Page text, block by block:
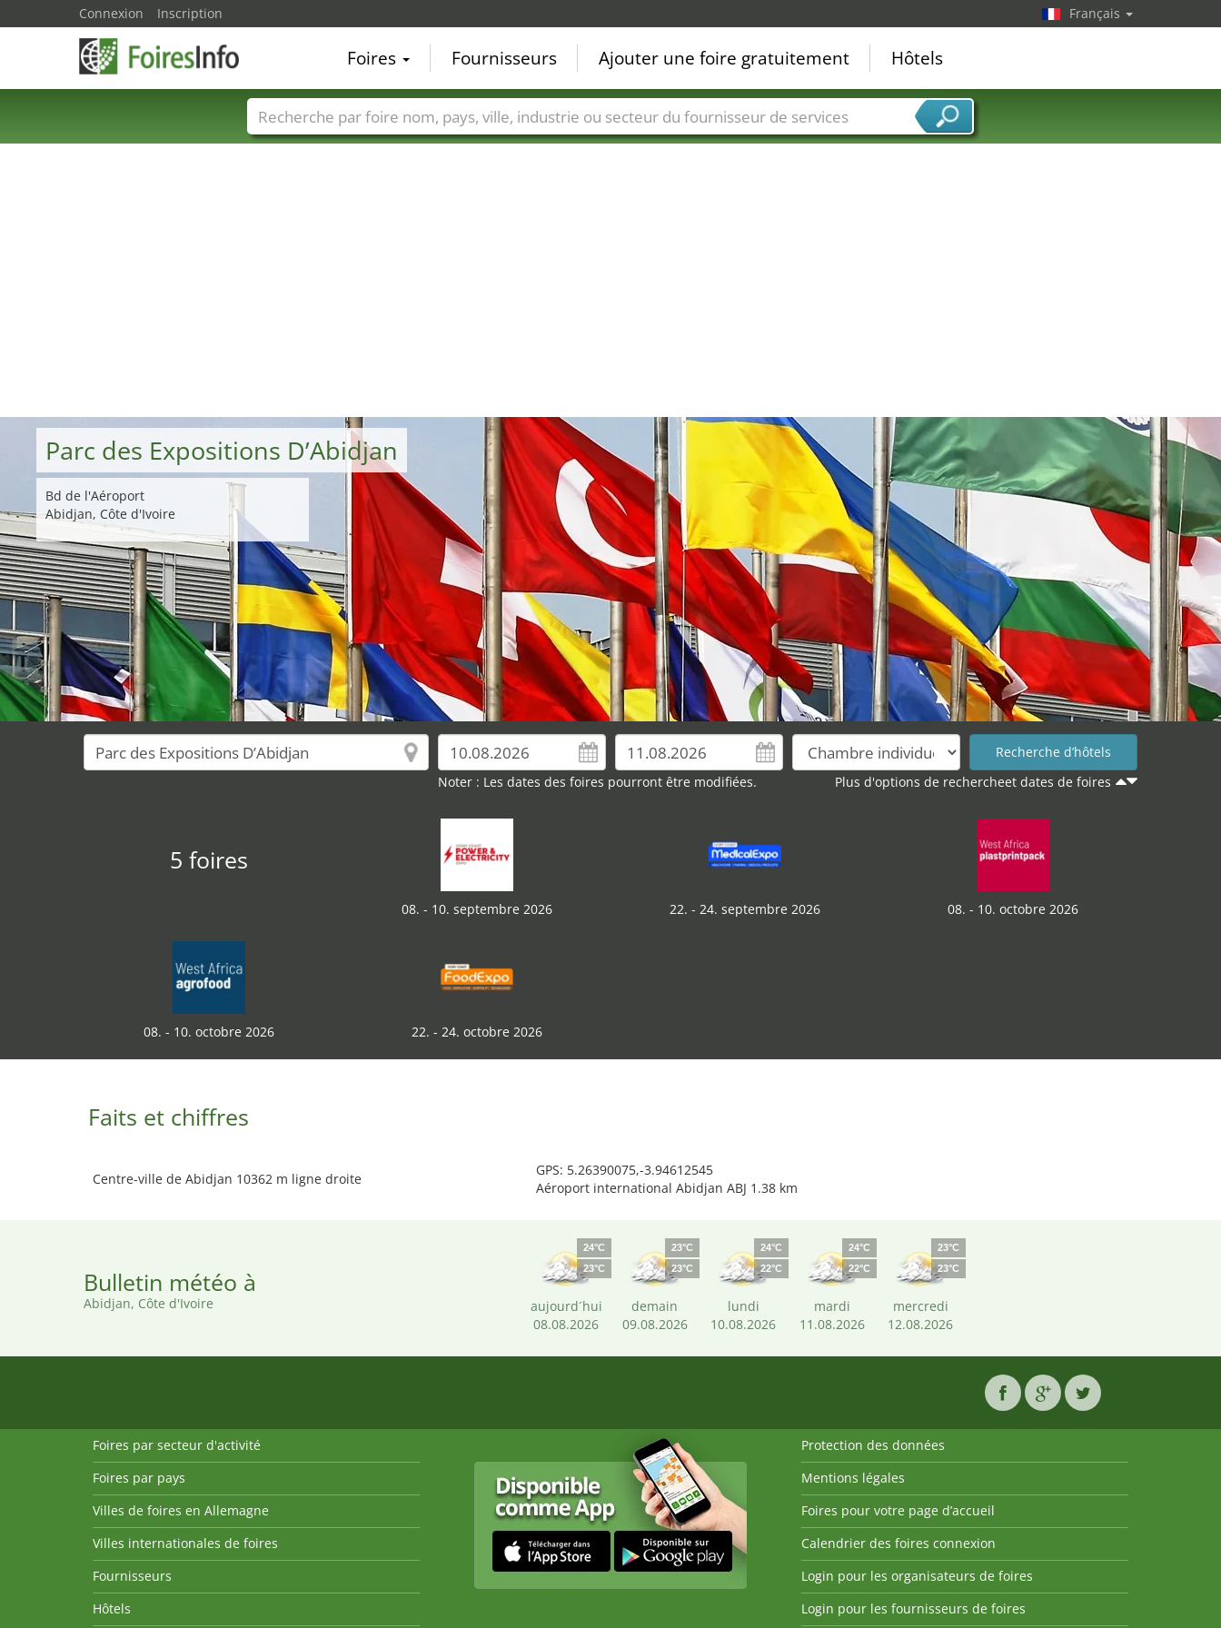
Parc des Expositions D’Abidjan
Bd de l'Aéroport
Abidjan, Côte d'Ivoire
Noter : Les dates des foires pourront être modifiées. Plus d'options de rechercheet dates de foires
5 foires
08. - 10. septembre 2026 22. - 24. septembre 2026 08. - 10. octobre 2026
08. - 10. octobre 2026 22. - 24. octobre 2026
Faits et chiffres
Centre-ville de Abidjan 10362 m ligne droite
GPS: 5.26390075,-3.94612545
Aéroport international Abidjan ABJ 1.38 km
Bulletin météo à
Abidjan, Côte d'Ivoire
24°C
23°C
aujourd´hui
08.08.2026
23°C
23°C
demain
09.08.2026
24°C
22°C
lundi
10.08.2026
24°C
22°C
mardi
11.08.2026
23°C
23°C
mercredi
12.08.2026
Connexion Inscription Français
Foires Fournisseurs Ajouter une foire gratuitement Hôtels
Foire noms Pays Villes Secteurs de foire Secteurs du fournisseur de services
Foires par secteur d'activité
Foires par pays
Villes de foires en Allemagne
Villes internationales de foires
Fournisseurs
Hôtels
Protection des données
Mentions légales
Foires pour votre page d’accueil
Calendrier des foires connexion
Login pour les organisateurs de foires
Login pour les fournisseurs de foires